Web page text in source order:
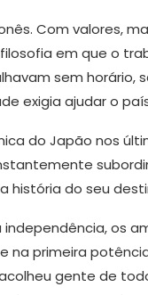
Com valores,
em que o
sem horário,
exigia ajudar o
do Japão nos
história do seu
independência, os
na primeira
gente de